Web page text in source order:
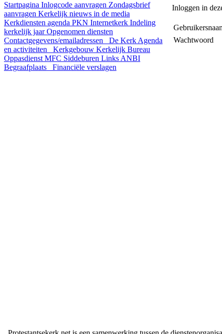
Startpagina Inlogcode aanvragen Zondagsbrief
aanvragen Kerkelijk nieuws in de media
Kerkdiensten agenda PKN Internetkerk Indeling
kerkelijk jaarOpgenomen diensten
Contactgegevens/emailadressen
De Kerk Agenda
en activiteiten
Kerkgebouw Kerkelijk Bureau
Oppasdienst MFC Siddeburen Links ANBI
Begraafplaats
Financiële verslagen
Inloggen in
Wachtwoord